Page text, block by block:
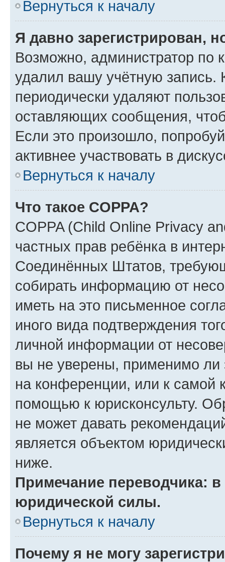
Вернуться к началу
Я давно зарегистрирован,
Возможно, администратор по
удалил вашу учётную запись.
периодически удаляют
оставляющих сообщения,
Если это произошло,
активнее участвовать в
Вернуться к началу
Что такое COPPA?
COPPA (Child Online Privacy
частных прав ребёнка в
Соединённых Штатов,
собирать информацию от
иметь на это письменное
иного вида подтверждения
личной информации от
вы не уверены, применимо ли
на конференции, или к самой
помощью к юрисконсульту.
не может давать
является объектом
ниже.
Примечание переводчика:
юридической силы.
Вернуться к началу
Почему я не могу